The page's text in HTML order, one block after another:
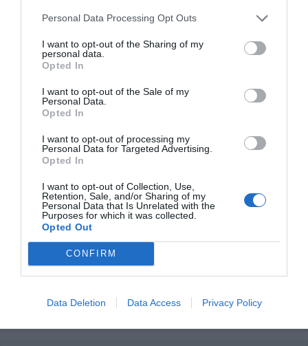
Personal Data Processing Opt Outs
I want to opt-out of the Sharing of my
personal data.
Opted In
I want to opt-out of the Sale of my
Personal Data.
Opted In
I want to opt-out of processing my
Personal Data for Targeted Advertising.
Opted In
I want to opt-out of Collection, Use,
Retention, Sale, and/or Sharing of my
Personal Data that Is Unrelated with the
Purposes for which it was collected.
Opted Out
CONFIRM
Data Deletion Data Access Privacy Policy
dettagli
Maggio 2013
/10
Nella mia camera: non c'era uno specchio ad immagine intera. Direi che per
una donna è di fondamentale importanza. Ristorante: piatti identici per
tutte le 3 cene e sempre gli stessi dolci, fino al loro termine.
Ritornerebbe in questo hotel?
dettagli
Novembre 2012
Ritornerebbe in questo hotel?
SI